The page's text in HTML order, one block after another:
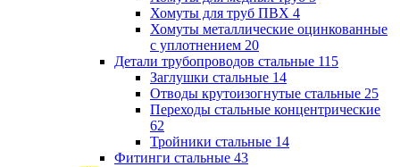
Хомуты для труб ПВХ 4
Хомуты металлические оцинкованные
с уплотнением 20
Детали трубопроводов стальные 115
Заглушки стальные 14
Отводы крутоизогнутые стальные 25
Переходы стальные концентрические
62
Тройники стальные 14
Фитинги стальные 43